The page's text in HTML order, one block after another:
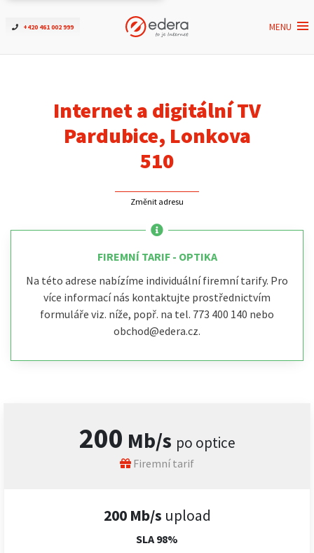
+420 461 002 999 MENU
Ověřit dostupnost
ČEZNET TV
Internet a digitální TV
Pardubice, Lonkova
510
Změnit adresu
FIREMNÍ TARIF - OPTIKA
Na této adrese nabízíme individuální firemní tarify. Pro
více informací nás kontaktujte prostřednictvím
formuláře viz. níže, popř. na tel. 773 400 140 nebo
obchod@edera.cz.
200 Mb/s po optice
Firemní tarif
200 Mb/s upload
SLA 98%